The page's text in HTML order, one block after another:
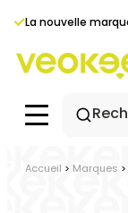
nouvelle marque du
Accueil > Marques >